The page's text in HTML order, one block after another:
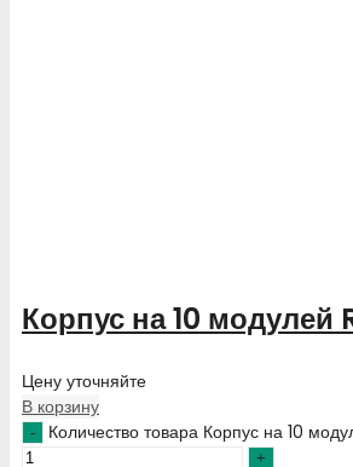
Корпус на 10 модулей
Цену уточняйте
В корзину
Количество товара Корпус на 10